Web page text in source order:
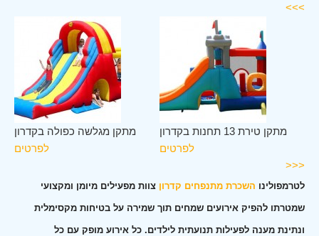
>>>
מתקן מגלשה כפולה בקדרון
לפרטים
מתקן טירת 13 תחנות בקדרון
לפרטים
<<<
לטרמפולינו השכרת מתנפחים קדרון צוות מפעילים מיומן ומקצועי
שמטרתו להפיק אירועים שמחים תוך שמירה על בטיחות מקסימלית
ונתינת מענה לפעילות תנועתית לילדים. כל אירוע מופק עם כל